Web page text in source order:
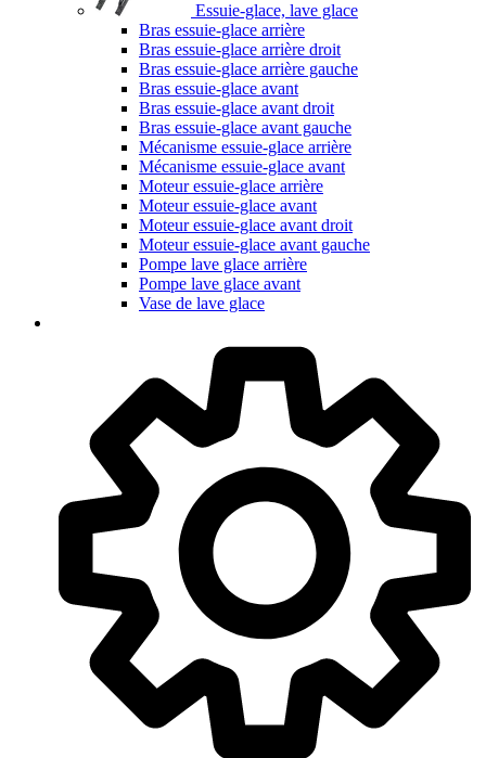
Essuie-glace, lave glace
Bras essuie-glace arrière
Bras essuie-glace arrière droit
Bras essuie-glace arrière gauche
Bras essuie-glace avant
Bras essuie-glace avant droit
Bras essuie-glace avant gauche
Mécanisme essuie-glace arrière
Mécanisme essuie-glace avant
Moteur essuie-glace arrière
Moteur essuie-glace avant
Moteur essuie-glace avant droit
Moteur essuie-glace avant gauche
Pompe lave glace arrière
Pompe lave glace avant
Vase de lave glace